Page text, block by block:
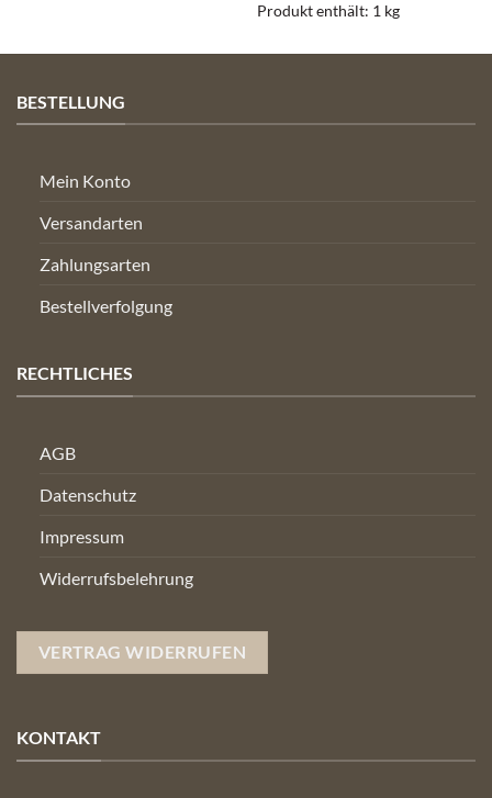
Produkt enthält: 1 kg
BESTELLUNG
Mein Konto
Versandarten
Zahlungsarten
Bestellverfolgung
RECHTLICHES
AGB
Datenschutz
Impressum
Widerrufsbelehrung
VERTRAG WIDERRUFEN
KONTAKT